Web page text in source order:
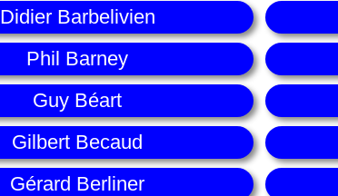
Didier Barbelivien
Phil Barney
Guy Béart
Gilbert Becaud
Gérard Berliner